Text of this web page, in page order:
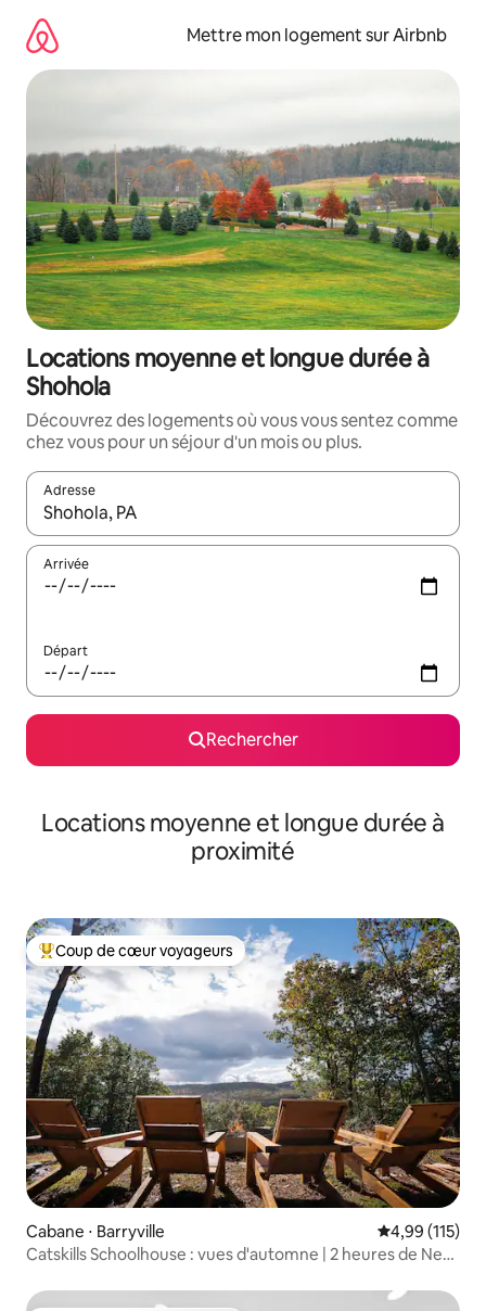
directement
contenu
Mettre mon logement sur Airbnb
Locations moyenne et longue durée à
Shohola
Découvrez des logements où vous vous sentez comme
chez vous pour un séjour d'un mois ou plus.
Adresse
Lorsque les résultats s'affichent, utilisez les flèches vers le
Arrivée
Départ
Rechercher
Locations moyenne et longue durée à
proximité
Coups de cœur voyageurs les plus appréciés
Coup de cœur voyageurs
Cabane ⋅ Barryville Évaluation
4,99 (115)
Catskills Schoolhouse : vues d'automne | 2 heures de New